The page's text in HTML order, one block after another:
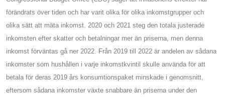
förändrats över tiden och har varit olika för olika inkomstgrupper och
olika sätt att mäta inkomst. 2020 och 2021 steg den totala justerade
inkomsten efter skatter och betalningar mer än priserna, men denna
inkomst förväntas gå ner 2022. Från 2019 till 2022 är andelen av sådana
inkomster som hushållen i varje inkomstkvintil skulle använda för att
betala för deras 2019 års konsumtionspaket minskade i genomsnitt,
eftersom sådana inkomster växte snabbare än priserna under den